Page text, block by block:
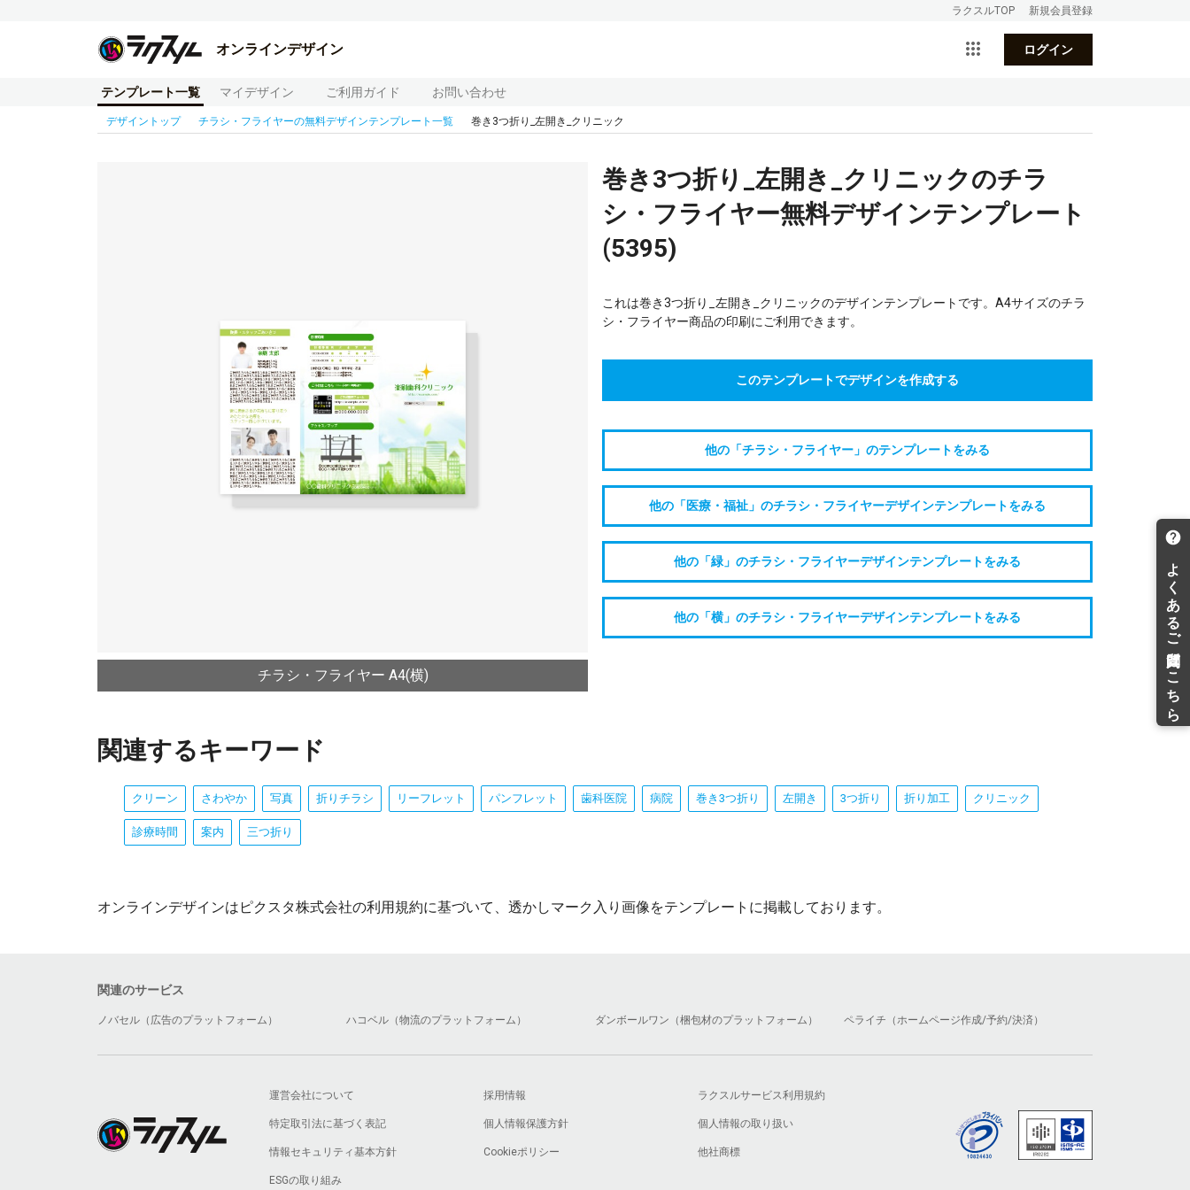
ラクスルTOP 新規会員登録
オンラインデザイン ログイン
テンプレート一覧 マイデザイン ご利用ガイド お問い合わせ
デザイントップ チラシ・フライヤーの無料デザインテンプレート一覧 巻き3つ折り_左開き_クリニック
チラシ・フライヤー A4(横)
巻き3つ折り_左開き_クリニックのチラ
シ・フライヤー無料デザインテンプレート
(5395)
これは巻き3つ折り_左開き_クリニックのデザインテンプレートです。A4サイズのチラ
シ・フライヤー商品の印刷にご利用できます。
このテンプレートでデザインを作成する
他の「チラシ・フライヤー」のテンプレートをみる
他の「医療・福祉」のチラシ・フライヤーデザインテンプレートをみる
他の「緑」のチラシ・フライヤーデザインテンプレートをみる
他の「横」のチラシ・フライヤーデザインテンプレートをみる
関連するキーワード
クリーン さわやか 写真 折りチラシ リーフレット パンフレット 歯科医院 病院 巻き3つ折り 左開き 3つ折り 折り加工 クリニック
診療時間 案内 三つ折り
オンラインデザインはピクスタ株式会社の利用規約に基づいて、透かしマーク入り画像をテンプレートに掲載しております。
関連のサービス
ノバセル（広告のプラットフォーム） ハコベル（物流のプラットフォーム） ダンボールワン（梱包材のプラットフォーム） ペライチ（ホームページ作成/予約/決済）
運営会社について 採用情報 ラクスルサービス利用規約
特定取引法に基づく表記 個人情報保護方針 個人情報の取り扱い
情報セキュリティ基本方針 Cookieポリシー 他社商標
ESGの取り組み